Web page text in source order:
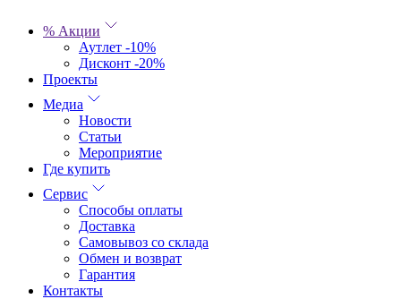
% Акции
Аутлет -10%
Дисконт -20%
Проекты
Медиа
Новости
Статьи
Мероприятие
Где купить
Сервис
Способы оплаты
Доставка
Самовывоз со склада
Обмен и возврат
Гарантия
Контакты